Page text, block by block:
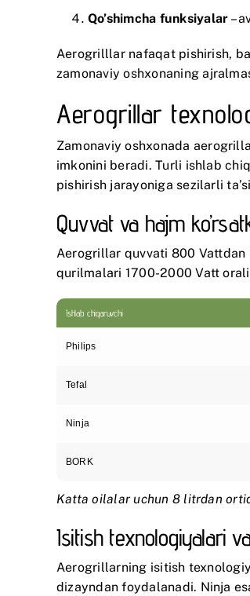
Qo’shimcha funksiyalar –
Aerogrilllar nafaqat pishirish,
zamonaviy oshxonaning
Aerogrillar
Zamonaviy oshxonada
imkonini beradi. Turli ishlab
pishirish jarayoniga sezilarli
Quvvat va hajm
Aerogrillar quvvati 800 Vattdan
qurilmalari 1700-2000 Vatt
Ishlab chiqaruvchi
Philips
Tefal
Ninja
BORK
Katta oilalar uchun 8 litrdan
Isitish texnologiyalari
Aerogrillarning isitish
dizayndan foydalanadi. Ninja